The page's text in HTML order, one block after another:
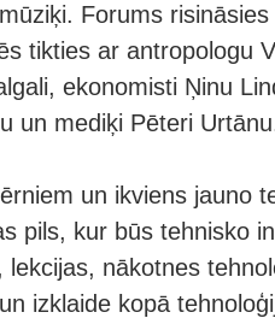
Forums
tikties ar antropologu
ekonomisti Ņinu
un mediķi Pēteri
un ikviens jauno
pils, kur būs tehnisko
nākotnes
izklaide kopā